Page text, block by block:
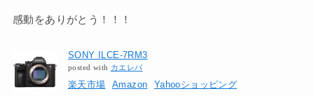
感動をありがとう！！！
SONY ILCE-7RM3
posted with カエレバ
楽天市場 Amazon Yahooショッピング